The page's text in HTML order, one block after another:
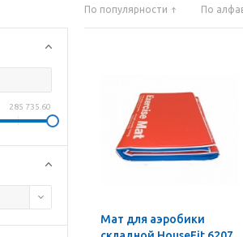
285 735.60
По популярности По
Мат для аэробики